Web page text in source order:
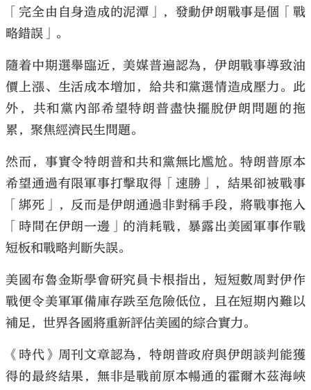
「完全由自身造成的泥潭」，發動伊朗戰事是個「戰
略錯誤」。
隨着中期選舉臨近，美媒普遍認為，伊朗戰事導致油
價上漲、生活成本增加，給共和黨選情造成壓力。此
外，共和黨內部希望特朗普盡快擺脫伊朗問題的拖
累，聚焦經濟民生問題。
然而，事實令特朗普和共和黨無比尷尬。特朗普原本
希望通過有限軍事打擊取得「速勝」，結果卻被戰事
「綁死」，反而是伊朗通過非對稱手段，將戰事拖入
「時間在伊朗一邊」的消耗戰，暴露出美國軍事作戰
短板和戰略判斷失誤。
美國布魯金斯學會研究員卡根指出，短短數周對伊作
戰便令美軍軍備庫存跌至危險低位，且在短期內難以
補足，世界各國將重新評估美國的綜合實力。
《時代》周刊文章認為，特朗普政府與伊朗談判能獲
得的最終結果，無非是戰前原本暢通的霍爾木茲海峽